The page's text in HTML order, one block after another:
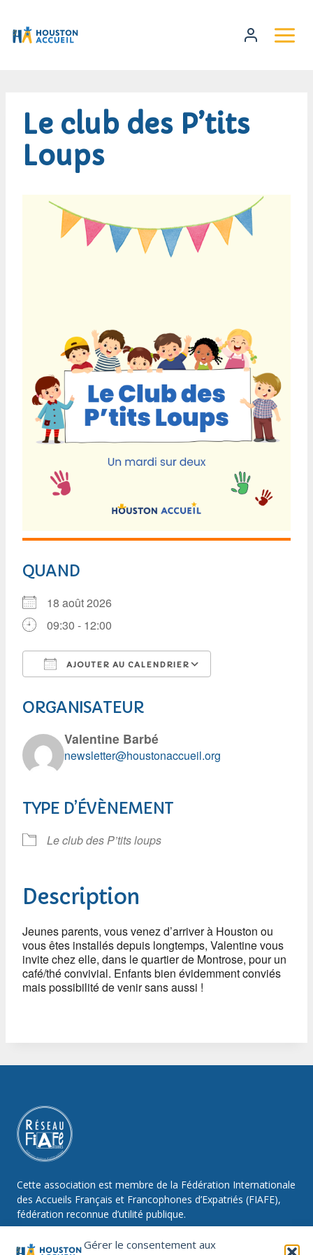
Gérer le consentement aux
Le club des P’tits
Loups
QUAND
18 août 2026
09:30 - 12:00
AJOUTER AU CALENDRIER
ORGANISATEUR
Valentine Barbé
newsletter@houstonaccueil.org
TYPE D’ÉVÈNEMENT
Le club des P’tits loups
Description
Jeunes parents, vous venez d’arriver à Houston ou
vous êtes installés depuis longtemps, Valentine vous
invite chez elle, dans le quartier de Montrose, pour un
café/thé convivial. Enfants bien évidemment conviés
mais possibilité de venir sans aussi !
Cette association est membre de la Fédération Internationale
des Accueils Français et Francophones d’Expatriés (FIAFE),
fédération reconnue d’utilité publique.